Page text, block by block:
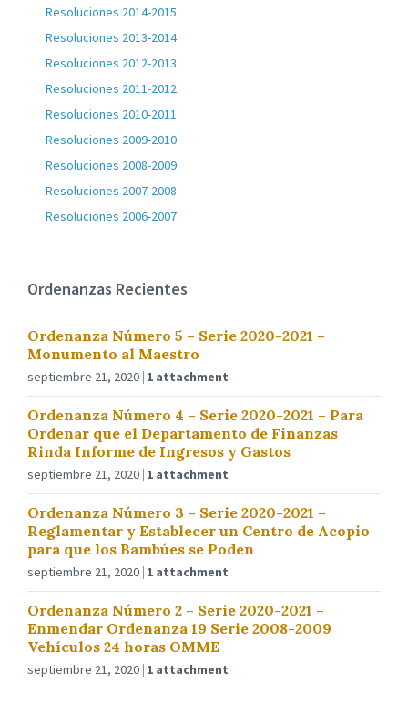
Resoluciones 2014-2015
Resoluciones 2013-2014
Resoluciones 2012-2013
Resoluciones 2011-2012
Resoluciones 2010-2011
Resoluciones 2009-2010
Resoluciones 2008-2009
Resoluciones 2007-2008
Resoluciones 2006-2007
Ordenanzas Recientes
Ordenanza Número 5 – Serie 2020-2021 –
Monumento al Maestro
septiembre 21, 2020 1 attachment
Ordenanza Número 4 – Serie 2020-2021 – Para
Ordenar que el Departamento de Finanzas
Rinda Informe de Ingresos y Gastos
septiembre 21, 2020 1 attachment
Ordenanza Número 3 – Serie 2020-2021 –
Reglamentar y Establecer un Centro de Acopio
para que los Bambúes se Poden
septiembre 21, 2020 1 attachment
Ordenanza Número 2 – Serie 2020-2021 –
Enmendar Ordenanza 19 Serie 2008-2009
Vehículos 24 horas OMME
septiembre 21, 2020 1 attachment